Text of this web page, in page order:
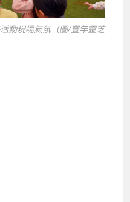
動現場氣氛（圖/豐年靈芝